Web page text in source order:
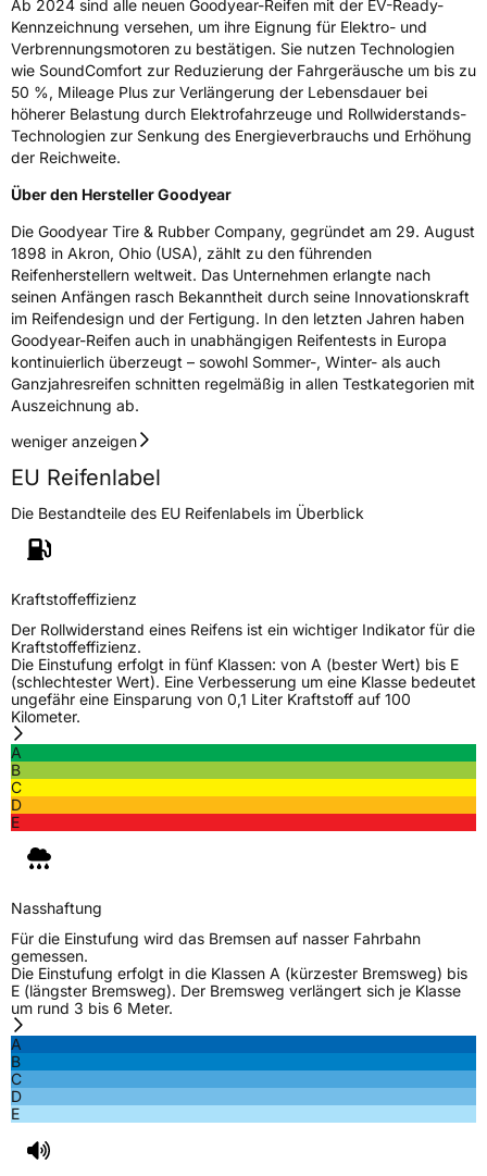
Rollgeräusch (Klasse)B
Rollgeräusch (dB)72
FahrzeugklasseC2
3PMSF / Schneeflockensymbol / Alpine-Symbol
Allgemeine Produktsicherheit (GPSR)
HerstellerkontaktGoodyear S.A. Innovation Center Avenue
Gordon Smith 7750 Colmar-Berg Luxemburg,
www.goodyear.eu
Ab 2024 sind alle neuen Goodyear-Reifen mit der EV-Ready-
Kennzeichnung versehen, um ihre Eignung für Elektro- und
Verbrennungsmotoren zu bestätigen. Sie nutzen Technologien
wie SoundComfort zur Reduzierung der Fahrgeräusche um bis zu
50 %, Mileage Plus zur Verlängerung der Lebensdauer bei
höherer Belastung durch Elektrofahrzeuge und Rollwiderstands-
Technologien zur Senkung des Energieverbrauchs und Erhöhung
der Reichweite.
Über den Hersteller Goodyear
Die Goodyear Tire & Rubber Company, gegründet am 29. August
1898 in Akron, Ohio (USA), zählt zu den führenden
Reifenherstellern weltweit. Das Unternehmen erlangte nach
seinen Anfängen rasch Bekanntheit durch seine Innovationskraft
im Reifendesign und der Fertigung. In den letzten Jahren haben
Goodyear-Reifen auch in unabhängigen Reifentests in Europa
kontinuierlich überzeugt – sowohl Sommer-, Winter- als auch
Ganzjahresreifen schnitten regelmäßig in allen Testkategorien mit
Auszeichnung ab.
weniger anzeigen
EU Reifenlabel
Die Bestandteile des EU Reifenlabels im Überblick
Kraftstoffeffizienz
Der Rollwiderstand eines Reifens ist ein wichtiger Indikator für die
Kraftstoffeffizienz.
Die Einstufung erfolgt in fünf Klassen: von A (bester Wert) bis E
(schlechtester Wert). Eine Verbesserung um eine Klasse bedeutet
ungefähr eine Einsparung von 0,1 Liter Kraftstoff auf 100
Kilometer.
A
B
C
D
E
Nasshaftung
Für die Einstufung wird das Bremsen auf nasser Fahrbahn
gemessen.
Die Einstufung erfolgt in die Klassen A (kürzester Bremsweg) bis
E (längster Bremsweg). Der Bremsweg verlängert sich je Klasse
um rund 3 bis 6 Meter.
A
B
C
D
E